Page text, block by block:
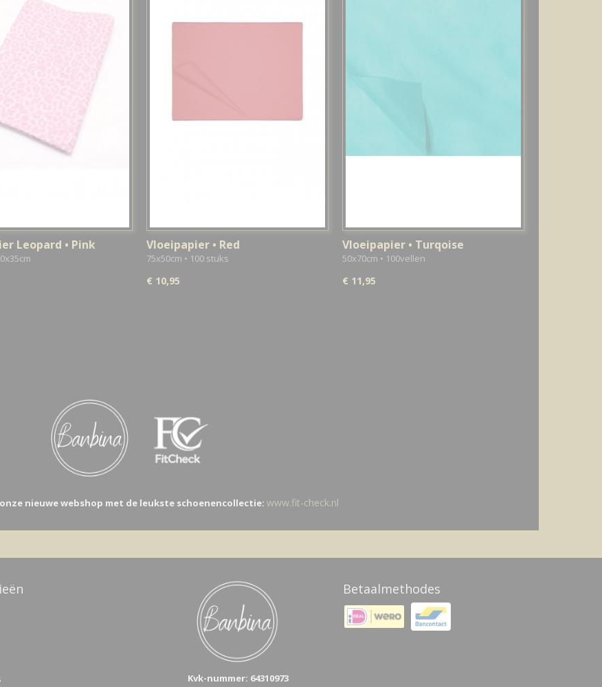
Leopard • Pink Vloeipapier • Red
75x50cm • 100 stuks
€ 10,95
Vloeipapier • Turqoise
50x70cm • 100vellen
€ 11,95
nieuwe webshop met de leukste schoenencollectie: www.fit-check.nl
Kvk-nummer: 64310973
Betaalmethodes